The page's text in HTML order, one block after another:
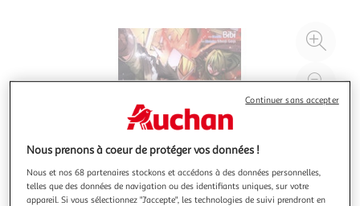
à
Nous prenons à coeur de protéger vos données !
Nous et nos 68 partenaires stockons et accédons à des données personnelles,
telles que des données de navigation ou des identifiants uniques, sur votre
appareil. Si vous sélectionnez "J'accepte", les technologies de suivi prendront en
Continuer sans accepter